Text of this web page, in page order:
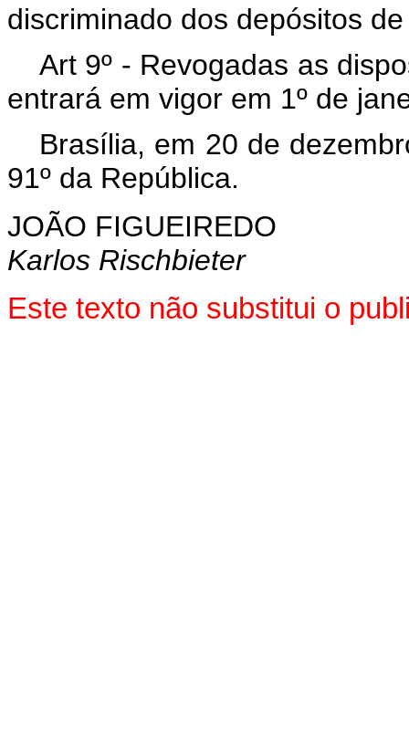
discriminado dos depósitos
Art 9º - Revogadas as
entrará em vigor em 1º de
Brasília, em 20 de
91º da República.
JOÃO FIGUEIREDO
Karlos Rischbieter
Este texto não substitui o